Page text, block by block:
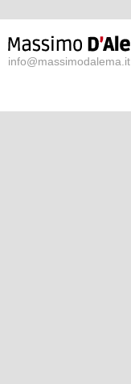
info@massimodalema.it